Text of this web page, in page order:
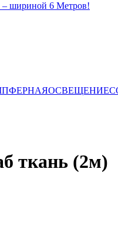
– шириной 6 Метров!
ОСВЕЩЕНИЕ
ткань (2м)